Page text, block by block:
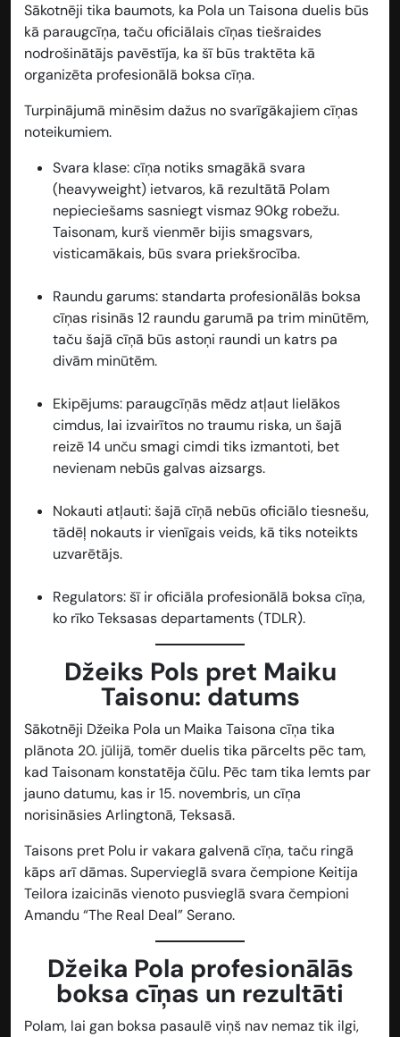
Sākotnēji tika baumots, ka Pola un Taisona duelis būs
kā paraugcīņa, taču oficiālais cīņas tiešraides
nodrošinātājs pavēstīja, ka šī būs traktēta kā
organizēta profesionālā boksa cīņa.
Turpinājumā minēsim dažus no svarīgākajiem cīņas
noteikumiem.
Svara klase: cīņa notiks smagākā svara
(heavyweight) ietvaros, kā rezultātā Polam
nepieciešams sasniegt vismaz 90kg robežu.
Taisonam, kurš vienmēr bijis smagsvars,
visticamākais, būs svara priekšrocība.
Raundu garums: standarta profesionālās boksa
cīņas risinās 12 raundu garumā pa trim minūtēm,
taču šajā cīņā būs astoņi raundi un katrs pa
divām minūtēm.
Ekipējums: paraugcīņās mēdz atļaut lielākos
cimdus, lai izvairītos no traumu riska, un šajā
reizē 14 unču smagi cimdi tiks izmantoti, bet
nevienam nebūs galvas aizsargs.
Nokauti atļauti: šajā cīņā nebūs oficiālo tiesnešu,
tādēļ nokauts ir vienīgais veids, kā tiks noteikts
uzvarētājs.
Regulators: šī ir oficiāla profesionālā boksa cīņa,
ko rīko Teksasas departaments (TDLR).
Džeiks Pols pret Maiku
Taisonu: datums
Sākotnēji Džeika Pola un Maika Taisona cīņa tika
plānota 20. jūlijā, tomēr duelis tika pārcelts pēc tam,
kad Taisonam konstatēja čūlu. Pēc tam tika lemts par
jauno datumu, kas ir 15. novembris, un cīņa
norisināsies Arlingtonā, Teksasā.
Taisons pret Polu ir vakara galvenā cīņa, taču ringā
kāps arī dāmas. Supervieglā svara čempione Keitija
Teilora izaicinās vienoto pusvieglā svara čempioni
Amandu “The Real Deal” Serano.
Džeika Pola profesionālās
boksa cīņas un rezultāti
Polam, lai gan boksa pasaulē viņš nav nemaz tik ilgi,